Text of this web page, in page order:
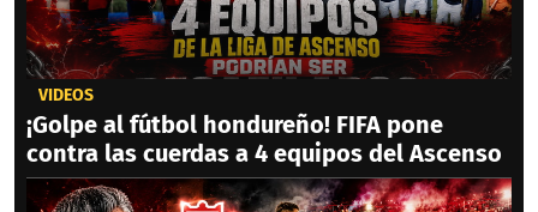
VIDEOS
¡Golpe al fútbol hondureño! FIFA pone
contra las cuerdas a 4 equipos del Ascenso